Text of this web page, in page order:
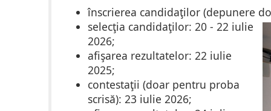
înscrierea candidaţilor (de​punere
selecţia candidaţilor: 20 - 22 iulie
2026;
afişarea rezultatelor: 22 iulie
2025;
contestaţii (doar pentru proba
scrisă): 23 iulie 2026;